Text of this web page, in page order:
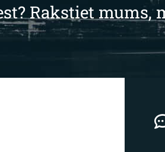
Rakstiet mums,